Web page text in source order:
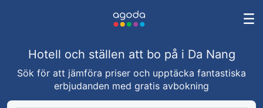
Hotell och ställen att bo på i Da Nang
Sök för att jämföra priser och upptäcka fantastiska
erbjudanden med gratis avbokning